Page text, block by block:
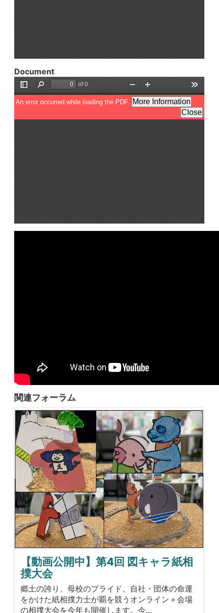
Document
関連フォーラム
【動画公開中】第4回 図キャラ紙相
撲大会
郷土の誇り、母校のプライド、自社・団体の命運
をかけた紙相撲力士が覇を競うオンライン＋会場
の相撲大会を今年も開催します。今…